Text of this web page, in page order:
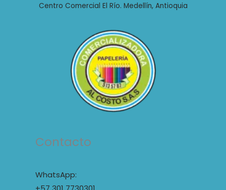
Centro Comercial El Río. Medellín, Antioquia
Contacto
WhatsApp: